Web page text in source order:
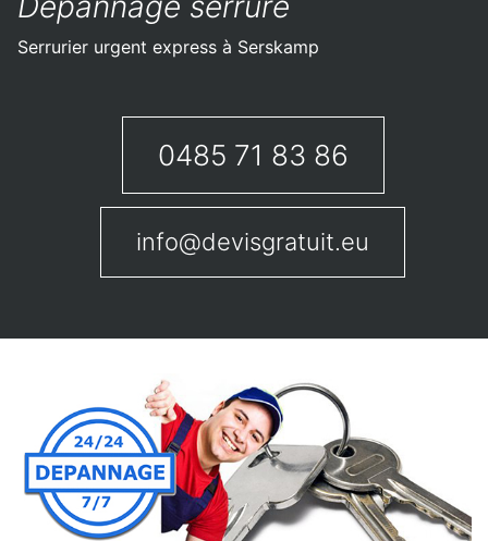
Serrurier urgent express à Serskamp
0485 71 83 86
info@devisgratuit.eu